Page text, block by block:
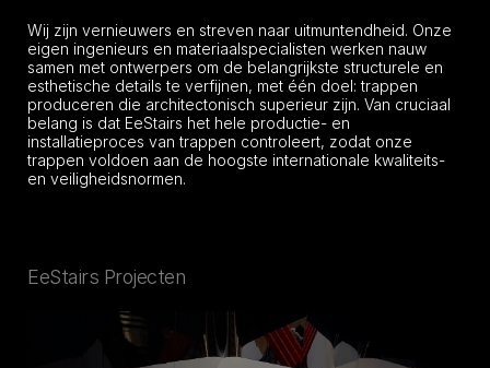
Wij zijn vernieuwers en streven naar uitmuntendheid. Onze
eigen ingenieurs en materiaalspecialisten werken nauw
samen met ontwerpers om de belangrijkste structurele en
esthetische details te verfijnen, met één doel: trappen
produceren die architectonisch superieur zijn. Van cruciaal
belang is dat EeStairs het hele productie- en
installatieproces van trappen controleert, zodat onze
trappen voldoen aan de hoogste internationale kwaliteits-
en veiligheidsnormen.
EeStairs Projecten